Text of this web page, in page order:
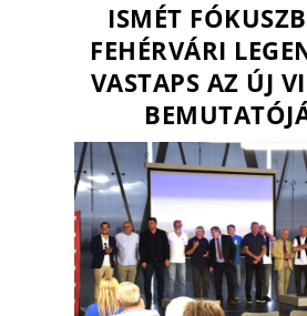
ISMÉT
FEHÉRVÁRI
VASTAPS AZ ÚJ